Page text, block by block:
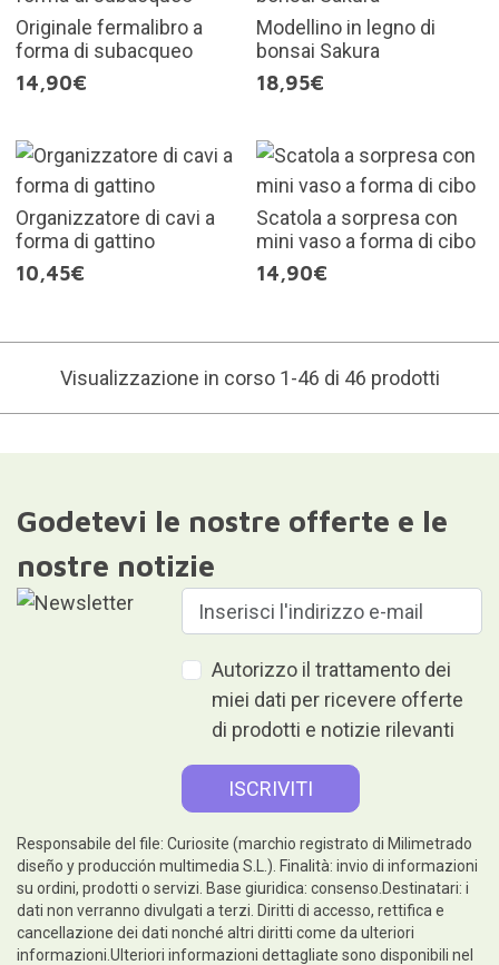
Originale fermalibro a
forma di subacqueo
14,90€
Modellino in legno di
bonsai Sakura
18,95€
Organizzatore di cavi a
forma di gattino
10,45€
Scatola a sorpresa con
mini vaso a forma di cibo
14,90€
Visualizzazione in corso 1-46 di 46 prodotti
Godetevi le nostre offerte e le
nostre notizie
Autorizzo il trattamento dei
miei dati per ricevere offerte
di prodotti e notizie rilevanti
Responsabile del file: Curiosite (marchio registrato di Milimetrado
diseño y producción multimedia S.L.). Finalità: invio di informazioni
su ordini, prodotti o servizi. Base giuridica: consenso.Destinatari: i
dati non verranno divulgati a terzi. Diritti di accesso, rettifica e
cancellazione dei dati nonché altri diritti come da ulteriori
informazioni.Ulteriori informazioni dettagliate sono disponibili nel